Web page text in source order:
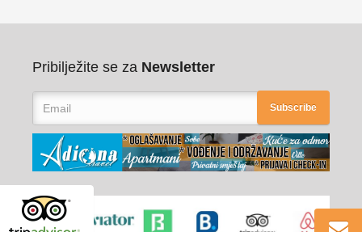
Pribilježite se za Newsletter
Subscribe